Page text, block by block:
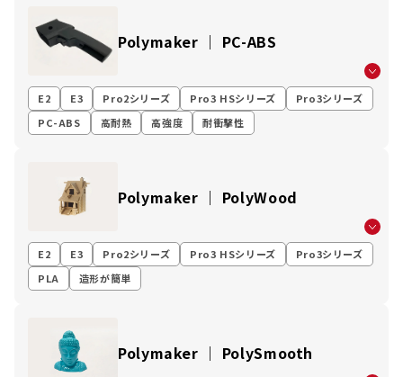
Polymaker ｜ PC-ABS
E2 E3 Pro2シリーズ Pro3 HSシリーズ
Pro3シリーズ
PC-ABS
高耐熱 高強度 耐衝撃性
Polymaker ｜ PolyWood
E2 E3 Pro2シリーズ Pro3 HSシリーズ
Pro3シリーズ
PLA
造形が簡単
Polymaker ｜ PolySmooth